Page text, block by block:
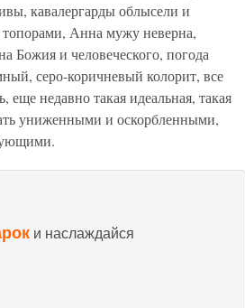
кавалергарды облысели и
топорами, Анна мужу неверна,
Божия и человеческого, погода
серо-коричневый колорит, все
еще недавно такая идеальная, такая
униженными и оскорбленными,
и наслаждайся